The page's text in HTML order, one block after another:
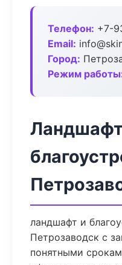
Телефон: +7-
Email:
Город:
Режим
ландшафт и
Петрозаводск с
понятными